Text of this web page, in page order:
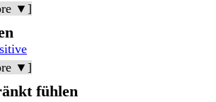
▼]
▼]
fühlen